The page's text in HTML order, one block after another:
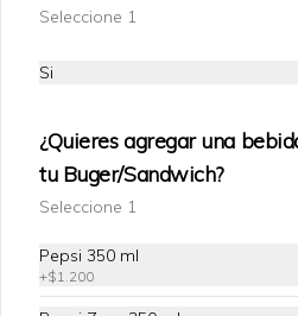
Conócenos
Escríbenos al Whatsapp
Zona de Despacho
Términos y condiciones
Política de privacidad
Seleccione 1
Si
¿Quieres agregar una
tu Buger/Sandwich?
Seleccione 1
Pepsi 350 ml
+$1.200